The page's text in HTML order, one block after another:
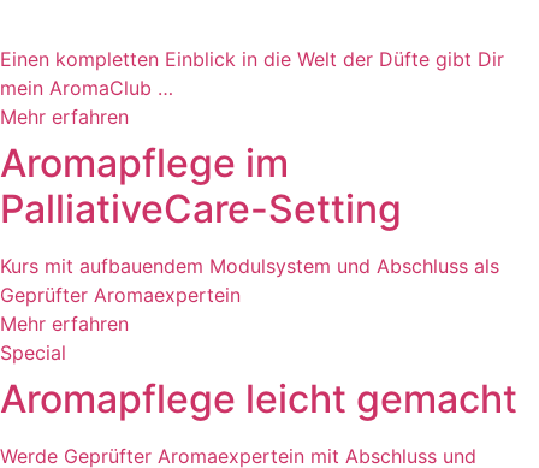
Einen kompletten Einblick in die Welt der Düfte gibt Dir
mein AromaClub …
Mehr erfahren
Aromapflege im
PalliativeCare-Setting
Kurs mit aufbauendem Modulsystem und Abschluss als
Geprüfter Aromaexpertein
Mehr erfahren
Special
Aromapflege leicht gemacht
Werde Geprüfter Aromaexpertein mit Abschluss und